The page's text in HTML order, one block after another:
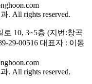
. All rights reserved.
10, 3~5층 (지번:창곡
29-00516 대표자 : 이동
. All rights reserved.